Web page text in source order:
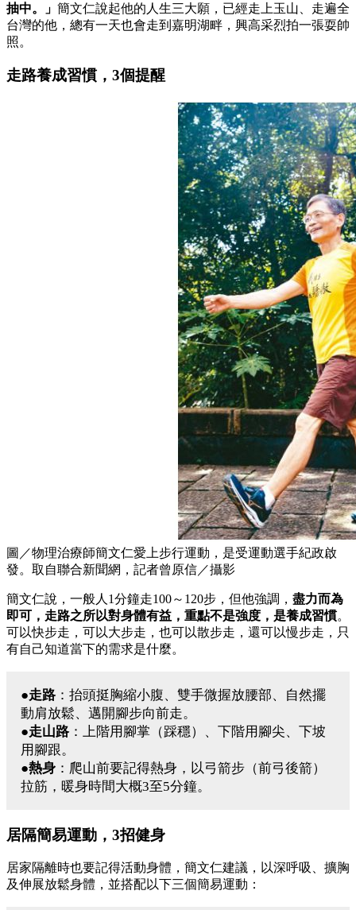
抽中。」 簡文仁說起他的人生三大願，已經走上玉山、走遍全
台灣的他，總有一天也會走到嘉明湖畔，興高采烈拍一張耍帥
照。
走路養成習慣，3個提醒
圖／物理治療師簡文仁愛上步行運動，是受運動選手紀政啟
發。取自聯合新聞網，記者曾原信／攝影
簡文仁說，一般人1分鐘走100～120步，但他強調， 盡力而為
即可，走路之所以對身體有益，重點不是強度，是養成習慣。
可以快步走，可以大步走，也可以散步走，還可以慢步走，只
有自己知道當下的需求是什麼。
●走路 ：抬頭挺胸縮小腹、雙手微握放腰部、自然擺
動肩放鬆、邁開腳步向前走。
●走山路 ：上階用腳掌（踩穩）、下階用腳尖、下坡
用腳跟。
●熱身 ：爬山前要記得熱身，以弓箭步（前弓後箭）
拉筋，暖身時間大概3至5分鐘。
居隔簡易運動，3招健身
居家隔離時也要記得活動身體，簡文仁建議，以深呼吸、擴胸
及伸展放鬆身體，並搭配以下三個簡易運動：